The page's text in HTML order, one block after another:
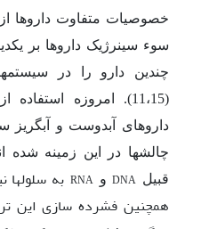
خصوصیات متفاوت داروها
سوء سینرژیک داروها بر
چندین دارو را در
(11،15). امروزه
داروهای آبدوست و
چالش­ها در این زمینه شده
قبیل
DNAو RNA به سلول­ها